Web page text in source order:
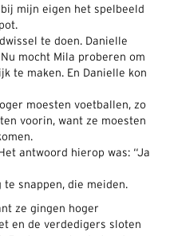
mijn eigen het spelbeeld
te doen. Danielle
mocht Mila proberen om
te maken. En Danielle kon
moesten voetballen, zo
voorin, want ze moesten
antwoord hierop was: “Ja
snappen, die meiden.
ze gingen hoger
en de verdedigers sloten